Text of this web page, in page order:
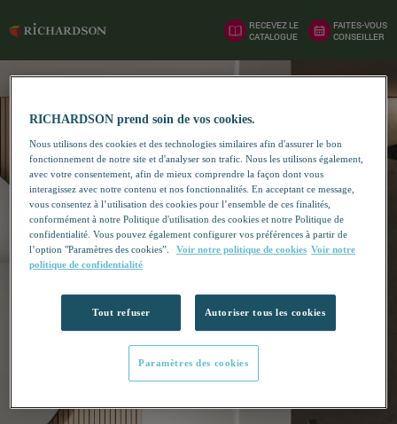
RECEVEZ LE
CATALOGUE
FAITES-VOUS
CONSEILLER
RICHARDSON prend soin de vos cookies.
Nous utilisons des cookies et des technologies similaires afin d'assurer le bon
fonctionnement de notre site et d'analyser son trafic. Nous les utilisons également,
avec votre consentement, afin de mieux comprendre la façon dont vous
interagissez avec notre contenu et nos fonctionnalités. En acceptant ce message,
vous consentez à l’utilisation des cookies pour l’ensemble de ces finalités,
conformément à notre Politique d'utilisation des cookies et notre Politique de
confidentialité. Vous pouvez également configurer vos préférences à partir de
l’option "Paramètres des cookies”.
Voir notre politique de cookies Voir notre
politique de confidentialité
Tout refuser Autoriser tous les cookies
Paramètres des cookies